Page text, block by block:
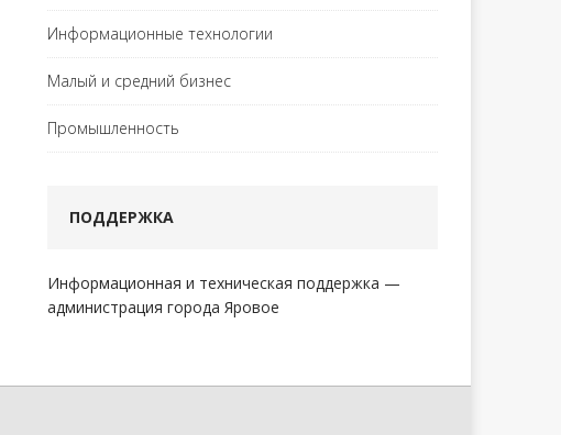
Информационные технологии
Малый и средний бизнес
Промышленность
ПОДДЕРЖКА
Информационная и техническая поддержка —
администрация города Яровое